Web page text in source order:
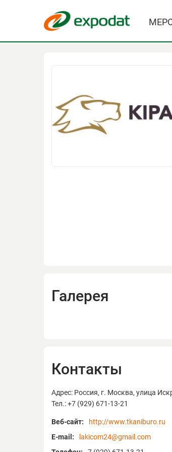
Галерея
Контакты
Адрес: Россия, г. Москва, улица
Тел.: +7 (929) 671-13-21
Веб-сайт:
http://www.tkaniburo.ru
E-mail:
lakicom24@gmail.com